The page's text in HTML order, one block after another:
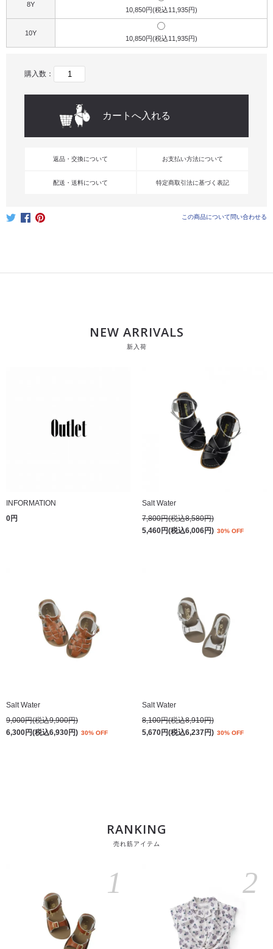
8Y
10,850円(税込11,935円)
10Y
10,850円(税込11,935円)
購入数：
返品・交換について お支払い方法について
配送・送料について 特定商取引法に基づく表記
この商品について問い合わせる
NEW ARRIVALS
新入荷
INFORMATION
0円
Salt Water
7,800円(税込8,580円)
5,460円(税込6,006円) 30% OFF
Salt Water
9,000円(税込9,900円)
6,300円(税込6,930円) 30% OFF
Salt Water
8,100円(税込8,910円)
5,670円(税込6,237円) 30% OFF
RANKING
売れ筋アイテム
1 2